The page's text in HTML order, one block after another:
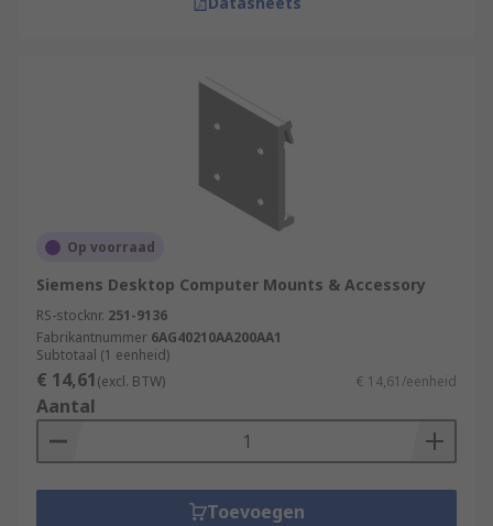
Op voorraad
Siemens Desktop Computer Mounts & Accessory
RS-stocknr. 251-9136
Fabrikantnummer 6AG40210AA200AA1
Subtotaal (1 eenheid)
€ 14,61(excl. BTW) € 14,61/eenheid
Aantal
Toevoegen